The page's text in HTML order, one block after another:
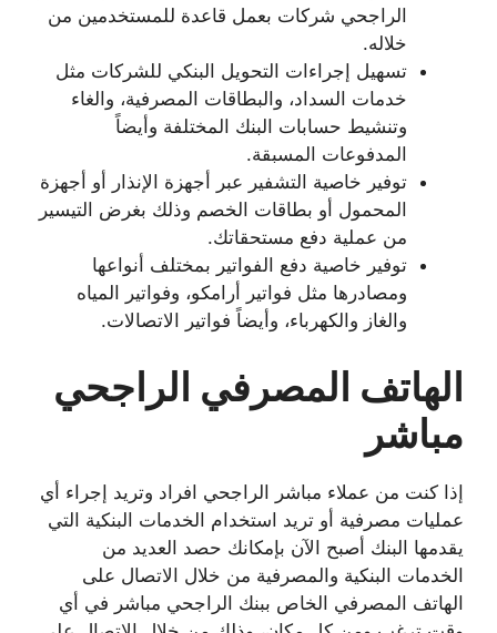
الراجحي شركات بعمل قاعدة للمستخدمين من
خلاله.
تسهيل إجراءات التحويل البنكي للشركات مثل
خدمات السداد، والبطاقات المصرفية، والغاء
وتنشيط حسابات البنك المختلفة وأيضاً
المدفوعات المسبقة.
توفير خاصية التشفير عبر أجهزة الإنذار أو أجهزة
المحمول أو بطاقات الخصم وذلك بغرض التيسير
من عملية دفع مستحقاتك.
توفير خاصية دفع الفواتير بمختلف أنواعها
ومصادرها مثل فواتير أرامكو، وفواتير المياه
والغاز والكهرباء، وأيضاً فواتير الاتصالات.
الهاتف المصرفي الراجحي
مباشر
إذا كنت من عملاء مباشر الراجحي افراد وتريد إجراء أي
عمليات مصرفية أو تريد استخدام الخدمات البنكية التي
يقدمها البنك أصبح الآن بإمكانك حصد العديد من
الخدمات البنكية والمصرفية من خلال الاتصال على
الهاتف المصرفي الخاص ببنك الراجحي مباشر في أي